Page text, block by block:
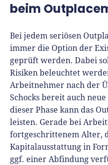
beim
Bei jedem seriösen
immer die Option der
geprüft werden. Dabei
Risiken beleuchtet
Arbeitnehmer nach der
Schocks bereit auch
dieser Phase kann das
leisten. Gerade bei
fortgeschrittenem Alter,
Kapitalausstattung in
ggf. einer Abfindung